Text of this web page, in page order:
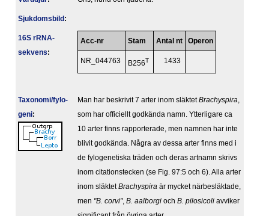
Sjukdomsbild :
16S rRNA-
sekvens:
Acc-nr Stam Antal nt Operon
NR_044763 B256T 1433
Taxonomi/fylo­
geni:
Man har beskrivit 7 arter inom släktetBrachyspira
som har officiellt godkända namn. Ytterligare ca
10 arter finns rapporterade, men namnen har inte
blivit godkända. Några av dessa arter finns med i
de fylogenetiska träden och deras artnamn skrivs
inom citationstecken (se Fig. 97:5 och 6). Alla arter
inom släktetBrachyspira är mycket närbesläktade,
men "B. corvi", B. aalborgi och B. pilosicoli avviker